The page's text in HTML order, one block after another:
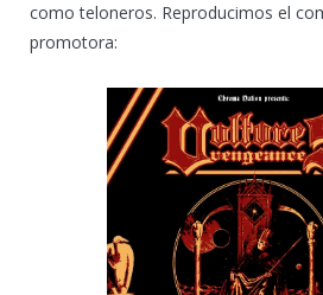
como teloneros. Reproducimos el
promotora: